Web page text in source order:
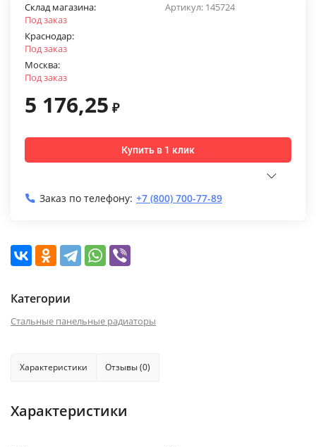
Артикул: 145724
Склад магазина:
Под заказ
Краснодар:
Под заказ
Москва:
Под заказ
5 176,25 ₽
Купить в 1 клик
Заказ по телефону: +7 (800) 700-77-89
Категории
Стальные панельные радиаторы
Характеристики Отзывы (0)
Характеристики